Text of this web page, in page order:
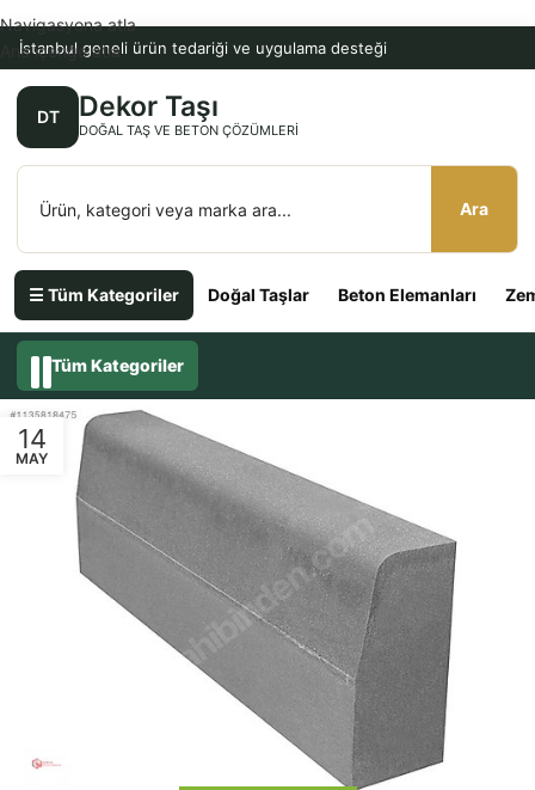
İstanbul geneli ürün tedariği ve uygulama desteği
DT Dekor Taşı
DOĞAL TAŞ VE BETON ÇÖZÜMLERI
Ara
☰ Tüm Kategoriler Doğal Taşlar Beton Elemanları
Navigasyona atla
Ana içeriğe atla
Tüm Kategoriler
14
MAY